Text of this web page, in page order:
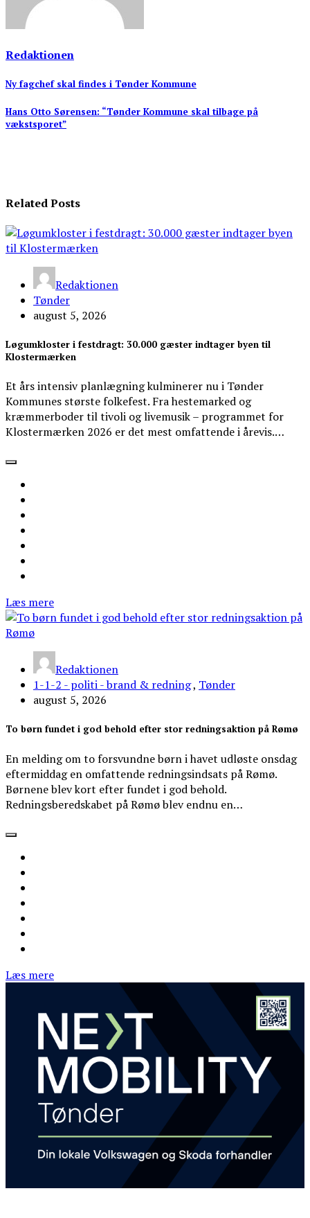
Redaktionen
Indlægsnavigation
Ny fagchef skal findes i Tønder Kommune
Hans Otto Sørensen: “Tønder Kommune skal tilbage på
vækstsporet”
Related Posts
Redaktionen
Tønder
august 5, 2026
Løgumkloster i festdragt: 30.000 gæster indtager byen til
Klostermærken
Et års intensiv planlægning kulminerer nu i Tønder
Kommunes største folkefest. Fra hestemarked og
kræmmerboder til tivoli og livemusik – programmet for
Klostermærken 2026 er det mest omfattende i årevis.…
Læs mere
Redaktionen
1-1-2 - politi - brand & redning, Tønder
august 5, 2026
To børn fundet i god behold efter stor redningsaktion på Rømø
En melding om to forsvundne børn i havet udløste onsdag
eftermiddag en omfattende redningsindsats på Rømø.
Børnene blev kort efter fundet i god behold.
Redningsberedskabet på Rømø blev endnu en…
Læs mere